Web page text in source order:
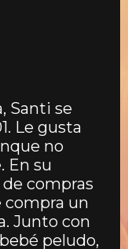
Santi se
Le gusta
no
En su
compras
compra un
Junto con
peludo,